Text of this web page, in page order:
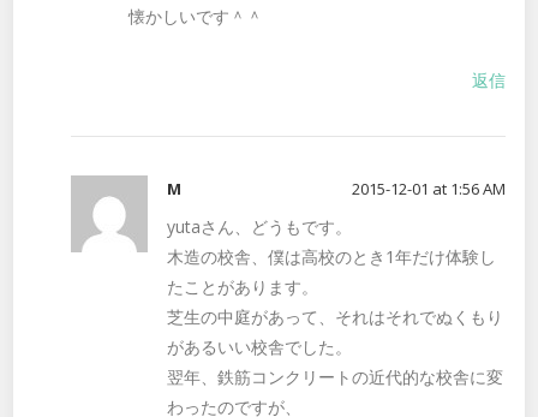
懐かしいです＾＾
返信
M 2015-12-01 at 1:56 AM
yutaさん、どうもです。
木造の校舎、僕は高校のとき1年だけ体験し
たことがあります。
芝生の中庭があって、それはそれでぬくもり
があるいい校舎でした。
翌年、鉄筋コンクリートの近代的な校舎に変
わったのですが、